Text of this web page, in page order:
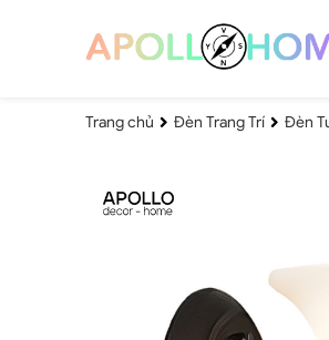
Trang chủ Đèn Trang Trí Đèn